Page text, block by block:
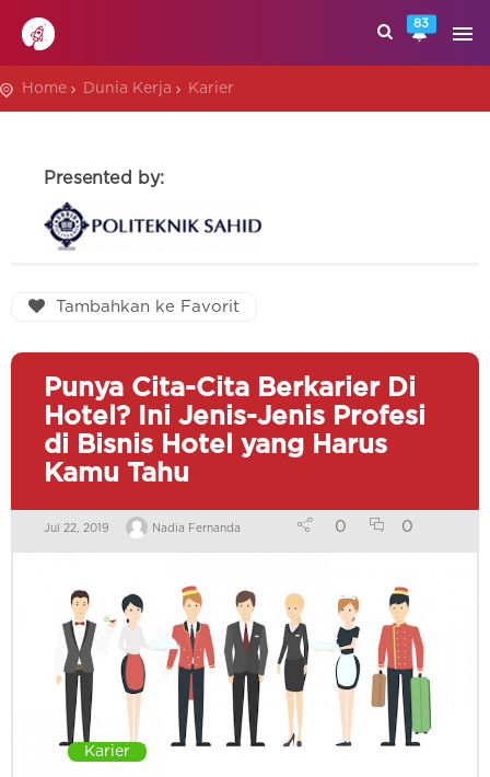
83
Home Dunia Kerja Karier
Presented by:
Tambahkan ke Favorit
Punya Cita-Cita Berkarier Di
Hotel? Ini Jenis-Jenis Profesi
di Bisnis Hotel yang Harus
Kamu Tahu
Jul 22, 2019 Nadia Fernanda 0 0
Karier